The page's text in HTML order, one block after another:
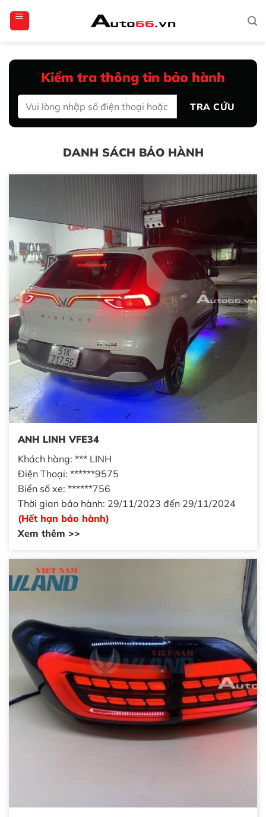
qua
Kiểm tra thông tin bảo hành
TRA CỨU
DANH SÁCH BẢO HÀNH
ANH LINH VFE34
Khách hàng: *** LINH
Điện Thoại: ******9575
Biển số xe: ******756
Thời gian bảo hành: 29/11/2023 đến 29/11/2024
(Hết hạn bảo hành)
Xem thêm >>